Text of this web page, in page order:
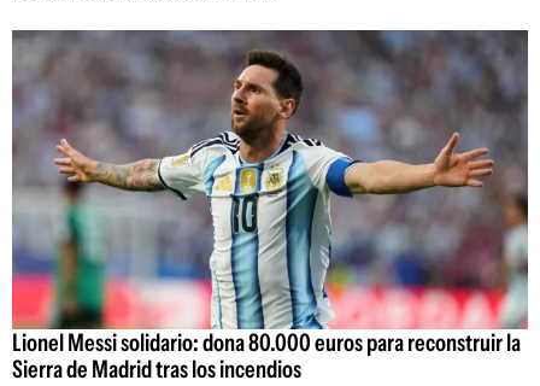
Lionel Messi solidario: dona 80.000 euros para reconstruir la
Sierra de Madrid tras los incendios